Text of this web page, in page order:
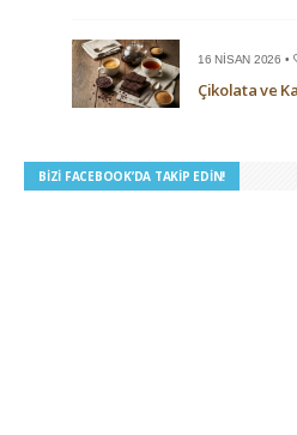
16 NISAN 2026 •
Çikolata ve
BIZI FACEBOOK’DA TAKIP EDIN!